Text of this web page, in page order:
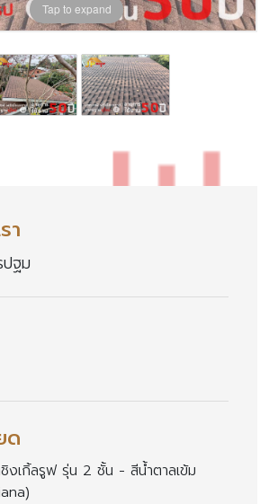
Tap to expand
า
ฐม
ด
งเกิ้ลรูฟ รุ่น 2 ชั้น - สีน้ำตาลเข้ม